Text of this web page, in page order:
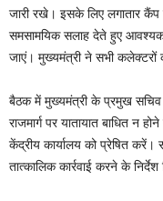
जारी रखे। इसके लिए लगातार कैंप
समसामयिक सलाह देते हुए
जाएं। मुख्यमंत्री ने सभी कलेक्टरों
बैठक में मुख्यमंत्री के प्रमुख सचिव
राजमार्ग पर यातायात बाधित न
केंद्रीय कार्यालय को प्रेषित करें।
तात्कालिक कार्रवाई करने के निर्देश